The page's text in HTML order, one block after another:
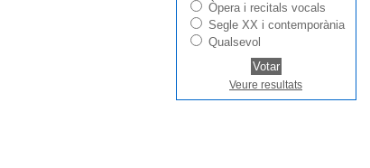
Òpera i recitals vocals
Segle XX i contemporània
Qualsevol
Veure resultats